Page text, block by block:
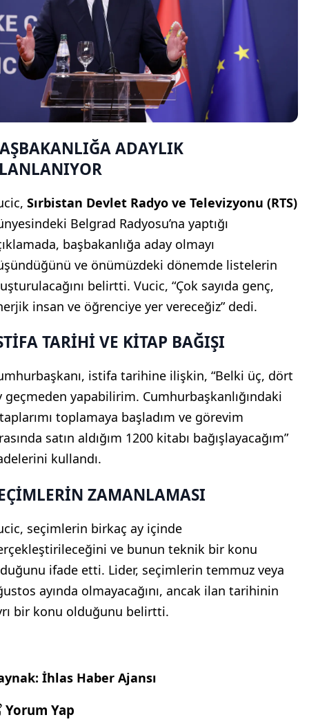
ADAYLIK
Sırbistan Devlet Radyo ve Televizyonu (RTS)
Belgrad Radyosu’na yaptığı
başbakanlığa aday olmayı
ve önümüzdeki dönemde listelerin
belirtti. Vucic, “Çok sayıda genç,
insan ve öğrenciye yer vereceğiz” dedi.
TARİHİ VE KİTAP BAĞIŞI
istifa tarihine ilişkin, “Belki üç, dört
geçmeden yapabilirim. Cumhurbaşkanlığındaki
toplamaya başladım ve görevim
satın aldığım 1200 kitabı bağışlayacağım”
kullandı.
ZAMANLAMASI
seçimlerin birkaç ay içinde
ve bunun teknik bir konu
ifade etti. Lider, seçimlerin temmuz veya
ayında olmayacağını, ancak ilan tarihinin
bir konu olduğunu belirtti.
İhlas Haber Ajansı
Yorum Yap